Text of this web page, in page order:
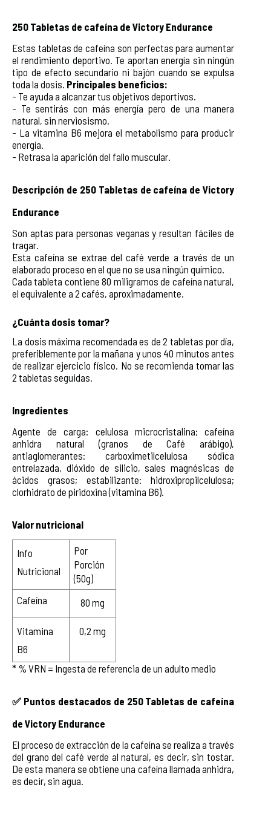
250 Tabletas de cafeína de Victory Endurance
Estas tabletas de cafeína son perfectas para aumentar
el rendimiento deportivo. Te aportan energía sin ningún
tipo de efecto secundario ni bajón cuando se expulsa
toda la dosis. Principales beneficios:
- Te ayuda a alcanzar tus objetivos deportivos.
- Te sentirás con más energía pero de una manera
natural, sin nerviosismo.
- La vitamina B6 mejora el metabolismo para producir
energía.
- Retrasa la aparición del fallo muscular.
Descripción de 250 Tabletas de cafeína de Victory
Endurance
Son aptas para personas veganas y resultan fáciles de
tragar.
Esta cafeína se extrae del café verde a través de un
elaborado proceso en el que no se usa ningún químico.
Cada tableta contiene 80 miligramos de cafeína natural,
el equivalente a 2 cafés, aproximadamente.
¿Cuánta dosis tomar?
La dosis máxima recomendada es de 2 tabletas por día,
preferiblemente por la mañana y unos 40 minutos antes
de realizar ejercicio físico. No se recomienda tomar las
2 tabletas seguidas.
Ingredientes
Agente de carga: celulosa microcristalina; cafeína
anhidra natural (granos de Café arábigo),
antiaglomerantes: carboximetilcelulosa sódica
entrelazada, dióxido de silicio, sales magnésicas de
ácidos grasos; estabilizante: hidroxipropilcelulosa;
clorhidrato de piridoxina (vitamina B6).
Valor nutricional
Info
Nutricional
Por
Porción
(50g)
Cafeína
80 mg
Vitamina
B6
0,2 mg
* % VRN = Ingesta de referencia de un adulto medio
✅ Puntos destacados de 250 Tabletas de cafeína
de Victory Endurance
El proceso de extracción de la cafeína se realiza a través
del grano del café verde al natural, es decir, sin tostar.
De esta manera se obtiene una cafeína llamada anhidra,
es decir, sin agua.